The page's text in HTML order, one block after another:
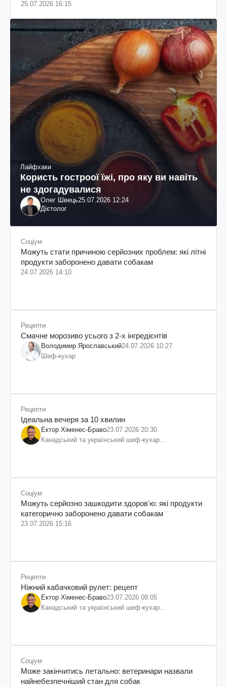
25.07.2026 16:15
Лайфхаки
Користь гостроої їжі, про яку ви навіть
не здогадувалися
Олег Швець25.07.2026 12:24
Дієтолог
Соціум
Можуть стати причиною серйозних проблем: які літні
продукти заборонено давати собакам
24.07.2026 14:10
Рецепти
Смачне морозиво усього з 2-х інгредієнтів
Володимир Ярославський24.07.2026 10:27
Шеф-кухар
Рецепти
Ідеальна вечеря за 10 хвилин
Ектор Хіменес-Браво23.07.2026 20:30
Канадський та український шеф-кухар
Соціум
Можуть серйозно зашкодити здоровʼю: які продукти
категорично заборонено давати собакам
23.07.2026 15:16
Рецепти
Ніжний кабачковий рулет: рецепт
Ектор Хіменес-Браво23.07.2026 08:05
Канадський та український шеф-кухар
Соціум
Може закінчитись летально: ветеринари назвали
найнебезпечніший стан для собак